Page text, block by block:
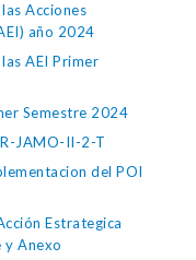
Acciones
año 2024
AEI Primer
Semestre 2024
JAMO-II-2-T
del POI
Estrategica
y Anexo